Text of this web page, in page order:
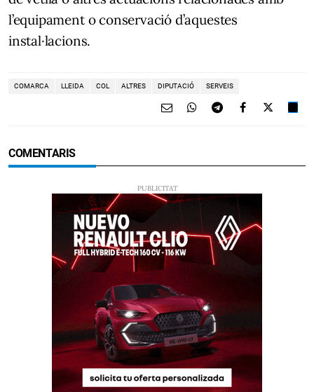
l’equipament o conservació d’aquestes
instal·lacions.
COMARCA LLEIDA COL ALTRES DIPUTACIÓ SERVEIS
COMENTARIS